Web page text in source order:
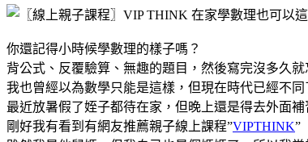
你還記得小時候學數理的樣子嗎？
背公式、反覆驗算、無趣的題目，然後寫完沒多久就
我也曾經以為數學只能是這樣，但現在時代已經不同
最近放暑假了姪子都待在家，但晚上還是得去外面
剛好我有看到有網友推薦親子線上課程”VIPTHINK”